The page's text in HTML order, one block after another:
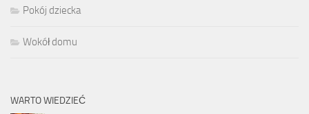
Pokój dziecka
Wokół domu
WARTO WIEDZIEĆ